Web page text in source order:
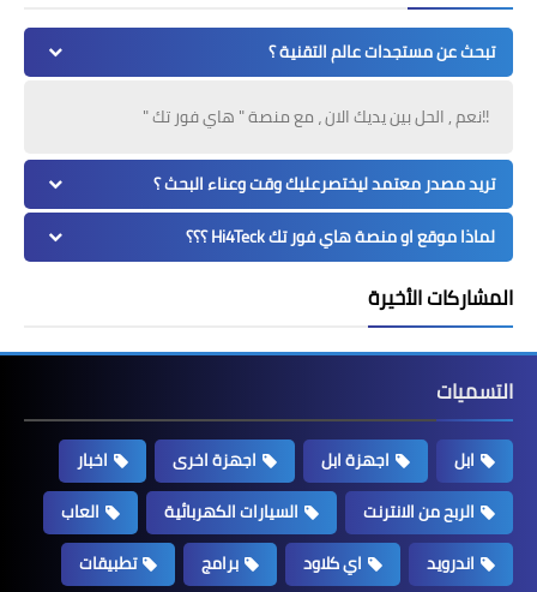
تبحث عن مستجدات عالم التقنية ؟
!!نعم , الحل بين يديك الان ، مع منصة " هاي فور تك "
تريد مصدر معتمد ليختصرعليك وقت وعناء البحث ؟
لماذا موقع او منصة هاي فور تك Hi4Teck ؟؟؟
المشاركات الأخيرة
التسميات
ابل اجهزة ابل اجهزة اخرى
اخبار
الربح من الانترنت
السيارات الكهربائية
العاب
اندرويد
اي كلاود برامج
تطبيقات